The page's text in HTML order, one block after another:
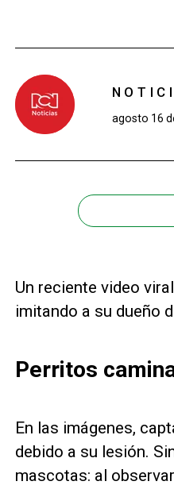
agosto 16
Un reciente video
imitando a su dueño
Perritos
En las imágenes,
debido a su lesión.
mascotas: al